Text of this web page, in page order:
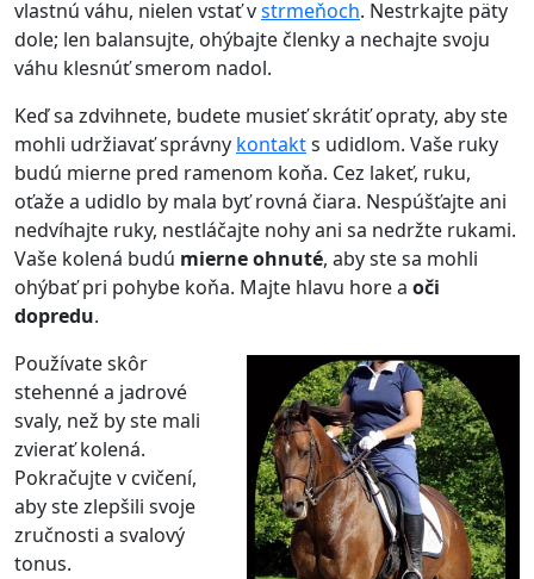
vlastnú váhu, nielen vstať vstrmeňoch. Nestrkajte päty
dole; len balansujte, ohýbajte členky a nechajte svoju
váhu klesnúť smerom nadol.
Keď sa zdvihnete, budete musieť skrátiť opraty, aby ste
mohli udržiavať správny kontakts udidlom. Vaše ruky
budú mierne pred ramenom koňa. Cez lakeť, ruku,
oťaže a udidlo by mala byť rovná čiara. Nespúšťajte ani
nedvíhajte ruky, nestláčajte nohy ani sa nedržte rukami.
Vaše kolená budú mierne ohnuté, aby ste sa mohli
ohýbať pri pohybe koňa. Majte hlavu hore a oči
dopredu.
Používate skôr
stehenné a jadrové
svaly, než by ste mali
zvierať kolená.
Pokračujte v cvičení,
aby ste zlepšili svoje
zručnosti a svalový
tonus.